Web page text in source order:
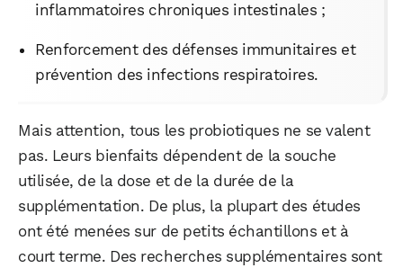
inflammatoires chroniques intestinales ;
Renforcement des défenses immunitaires et
prévention des infections respiratoires.
Mais attention, tous les probiotiques ne se valent
pas. Leurs bienfaits dépendent de la souche
utilisée, de la dose et de la durée de la
supplémentation. De plus, la plupart des études
ont été menées sur de petits échantillons et à
court terme. Des recherches supplémentaires sont